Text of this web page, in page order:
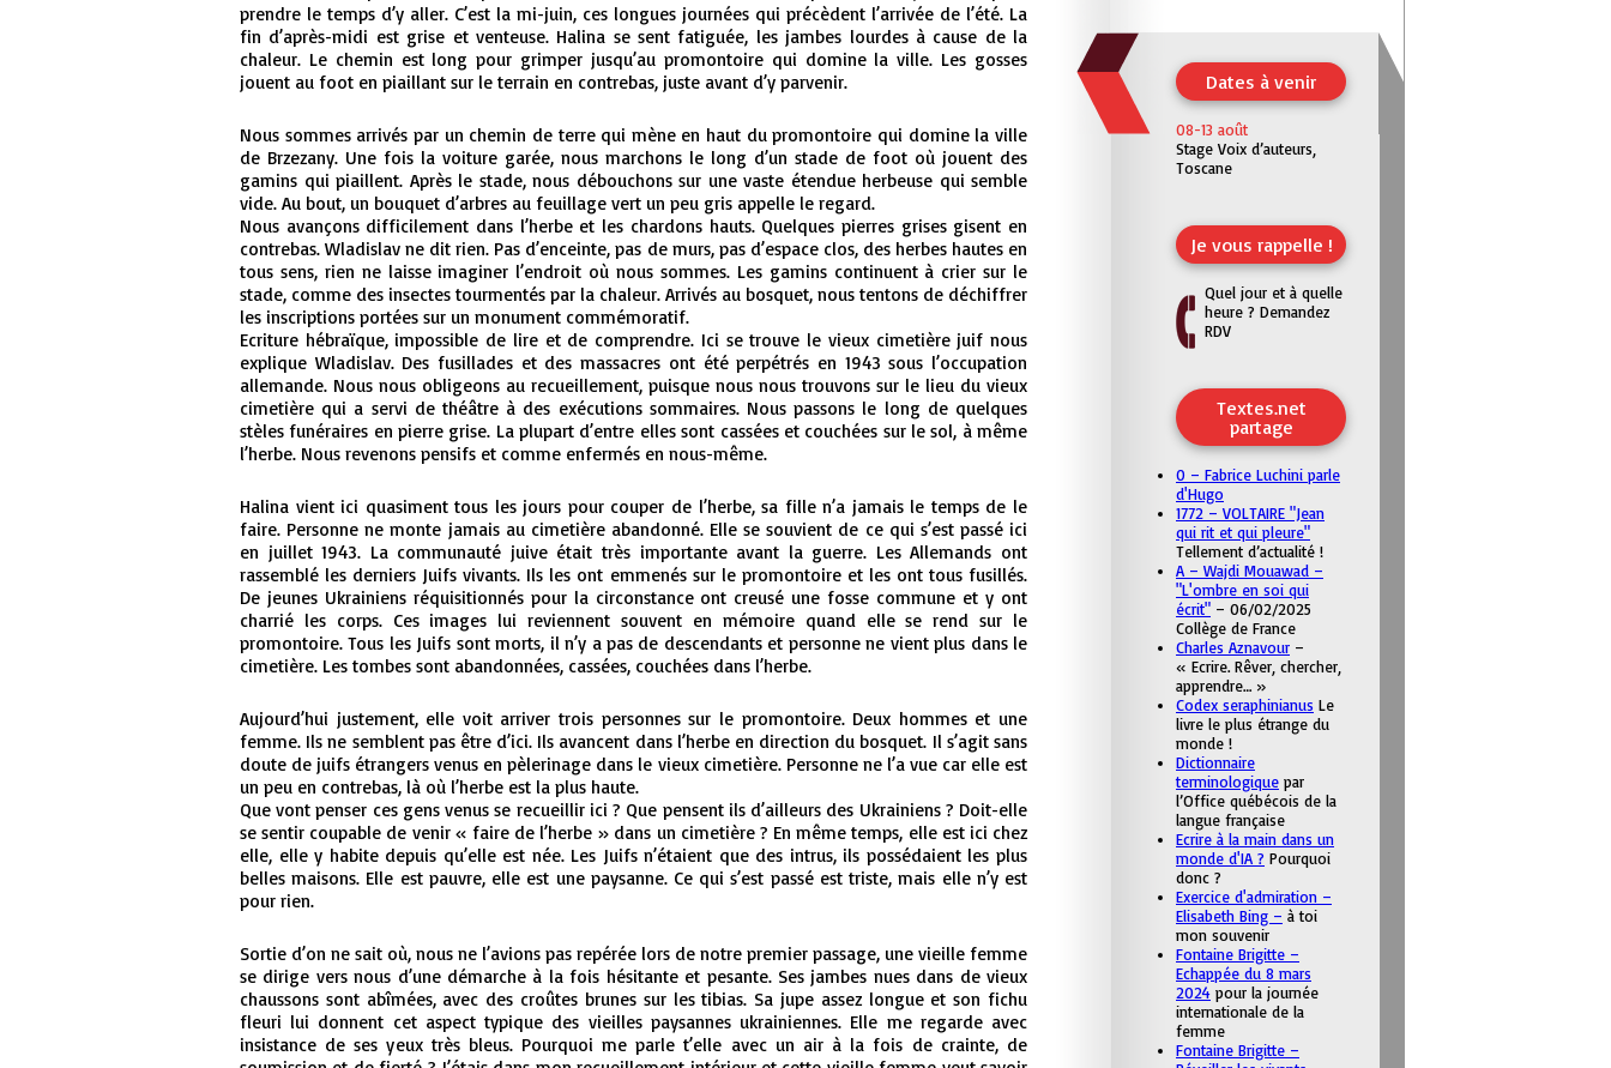
prendre le temps d’y aller. C’est la mi-juin, ces longues journées qui précèdent l’arrivée de l’été. La
fin d’après-midi est grise et venteuse. Halina se sent fatiguée, les jambes lourdes à cause de la
chaleur. Le chemin est long pour grimper jusqu’au promontoire qui domine la ville. Les gosses
jouent au foot en piaillant sur le terrain en contrebas, juste avant d’y parvenir.
Nous sommes arrivés par un chemin de terre qui mène en haut du promontoire qui domine la ville
de Brzezany. Une fois la voiture garée, nous marchons le long d’un stade de foot où jouent des
gamins qui piaillent. Après le stade, nous débouchons sur une vaste étendue herbeuse qui semble
vide. Au bout, un bouquet d’arbres au feuillage vert un peu gris appelle le regard.
Nous avançons difficilement dans l’herbe et les chardons hauts. Quelques pierres grises gisent en
contrebas. Wladislav ne dit rien. Pas d’enceinte, pas de murs, pas d’espace clos, des herbes hautes en
tous sens, rien ne laisse imaginer l’endroit où nous sommes. Les gamins continuent à crier sur le
stade, comme des insectes tourmentés par la chaleur. Arrivés au bosquet, nous tentons de déchiffrer
les inscriptions portées sur un monument commémoratif.
Ecriture hébraïque, impossible de lire et de comprendre. Ici se trouve le vieux cimetière juif nous
explique Wladislav. Des fusillades et des massacres ont été perpétrés en 1943 sous l’occupation
allemande. Nous nous obligeons au recueillement, puisque nous nous trouvons sur le lieu du vieux
cimetière qui a servi de théâtre à des exécutions sommaires. Nous passons le long de quelques
stèles funéraires en pierre grise. La plupart d’entre elles sont cassées et couchées sur le sol, à même
l’herbe. Nous revenons pensifs et comme enfermés en nous-même.
Halina vient ici quasiment tous les jours pour couper de l’herbe, sa fille n’a jamais le temps de le
faire. Personne ne monte jamais au cimetière abandonné. Elle se souvient de ce qui s’est passé ici
en juillet 1943. La communauté juive était très importante avant la guerre. Les Allemands ont
rassemblé les derniers Juifs vivants. Ils les ont emmenés sur le promontoire et les ont tous fusillés.
De jeunes Ukrainiens réquisitionnés pour la circonstance ont creusé une fosse commune et y ont
charrié les corps. Ces images lui reviennent souvent en mémoire quand elle se rend sur le
promontoire. Tous les Juifs sont morts, il n’y a pas de descendants et personne ne vient plus dans le
cimetière. Les tombes sont abandonnées, cassées, couchées dans l’herbe.
Aujourd’hui justement, elle voit arriver trois personnes sur le promontoire. Deux hommes et une
femme. Ils ne semblent pas être d’ici. Ils avancent dans l’herbe en direction du bosquet. Il s’agit sans
doute de juifs étrangers venus en pèlerinage dans le vieux cimetière. Personne ne l’a vue car elle est
un peu en contrebas, là où l’herbe est la plus haute.
Que vont penser ces gens venus se recueillir ici ? Que pensent ils d’ailleurs des Ukrainiens ? Doit-elle
se sentir coupable de venir « faire de l’herbe » dans un cimetière ? En même temps, elle est ici chez
elle, elle y habite depuis qu’elle est née. Les Juifs n’étaient que des intrus, ils possédaient les plus
belles maisons. Elle est pauvre, elle est une paysanne. Ce qui s’est passé est triste, mais elle n’y est
pour rien.
Sortie d’on ne sait où, nous ne l’avions pas repérée lors de notre premier passage, une vieille femme
se dirige vers nous d’une démarche à la fois hésitante et pesante. Ses jambes nues dans de vieux
chaussons sont abîmées, avec des croûtes brunes sur les tibias. Sa jupe assez longue et son fichu
fleuri lui donnent cet aspect typique des vieilles paysannes ukrainiennes. Elle me regarde avec
insistance de ses yeux très bleus. Pourquoi me parle t’elle avec un air à la fois de crainte, de
Dates à venir
08-13 août
Stage Voix d’auteurs,
Toscane
Je vous rappelle !
Quel jour et à quelle
heure ? Demandez
RDV
Textes.net
partage
0 – Fabrice Luchini parle
d'Hugo
1772 – VOLTAIRE "Jean
qui rit et qui pleure"
Tellement d’actualité !
A – Wajdi Mouawad –
"L'ombre en soi qui
écrit" – 06/02/2025
Collège de France
Charles Aznavour –
« Ecrire. Rêver, chercher,
apprendre… »
Codex seraphinianus Le
livre le plus étrange du
monde !
Dictionnaire
terminologique par
l’Office québécois de la
langue française
Ecrire à la main dans un
monde d'IA ? Pourquoi
donc ?
Exercice d'admiration –
Elisabeth Bing – à toi
mon souvenir
Fontaine Brigitte –
Echappée du 8 mars
2024 pour la journée
internationale de la
femme
Fontaine Brigitte –